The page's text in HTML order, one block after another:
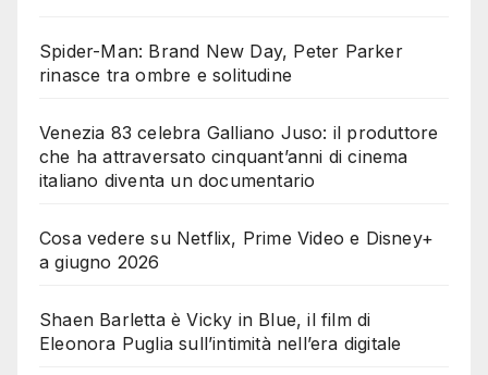
Spider-Man: Brand New Day, Peter Parker
rinasce tra ombre e solitudine
Venezia 83 celebra Galliano Juso: il produttore
che ha attraversato cinquant’anni di cinema
italiano diventa un documentario
Cosa vedere su Netflix, Prime Video e Disney+
a giugno 2026
Shaen Barletta è Vicky in Blue, il film di
Eleonora Puglia sull’intimità nell’era digitale